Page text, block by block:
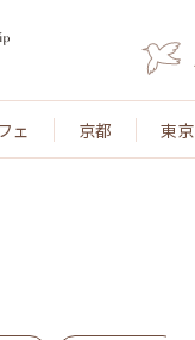
ェ 京都 東京